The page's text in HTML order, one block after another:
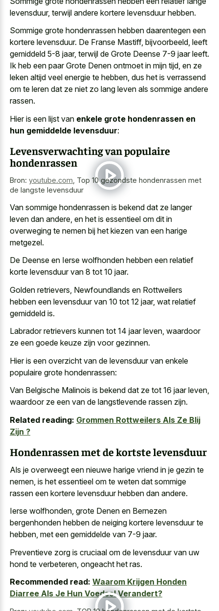
levensduur, terwijl andere kortere levensduur hebben.
Sommige grote hondenrassen hebben daarentegen een
kortere levensduur. De Franse Mastiff, bijvoorbeeld, leeft
gemiddeld 5-8 jaar, terwijl de Grote Deense 7-9 jaar leeft.
Ik heb een paar Grote Denen ontmoet in mijn tijd, en ze
leken altijd veel energie te hebben, dus het is verrassend
om te leren dat ze niet zo lang leven als sommige andere
rassen.
Hier is een lijst van enkele grote hondenrassen en
hun gemiddelde levensduur:
Levensverwachting van populaire
hondenrassen
Bron: youtube.com Top 10 gezondste hondenrassen met
de langste levensduur
Van sommige hondenrassen is bekend dat ze langer
leven dan andere, en het is essentieel om dit in
overweging te nemen bij het kiezen van een harige
metgezel.
De Deense en Ierse wolfhonden hebben een relatief
korte levensduur van 8 tot 10 jaar.
Golden retrievers, Newfoundlands en Rottweilers
hebben een levensduur van 10 tot 12 jaar, wat relatief
gemiddeld is.
Labrador retrievers kunnen tot 14 jaar leven, waardoor
ze een goede keuze zijn voor gezinnen.
Hier is een overzicht van de levensduur van enkele
populaire grote hondenrassen:
Van Belgische Malinois is bekend dat ze tot 16 jaar leven,
waardoor ze een van de langstlevende rassen zijn.
Related reading: Grommen Rottweilers Als Ze Blij
Zijn ?
Hondenrassen met de kortste levensduur
Als je overweegt een nieuwe harige vriend in je gezin te
nemen, is het essentieel om te weten dat sommige
rassen een kortere levensduur hebben dan andere.
Ierse wolfhonden, grote Denen en Bernezen
bergenhonden hebben de neiging kortere levensduur te
hebben, met een gemiddelde van 7-9 jaar.
Preventieve zorg is cruciaal om de levensduur van uw
hond te verbeteren, ongeacht het ras.
Recommended read: Waarom Krijgen Honden
Diarree Als Je Hun Voedsel Verandert?